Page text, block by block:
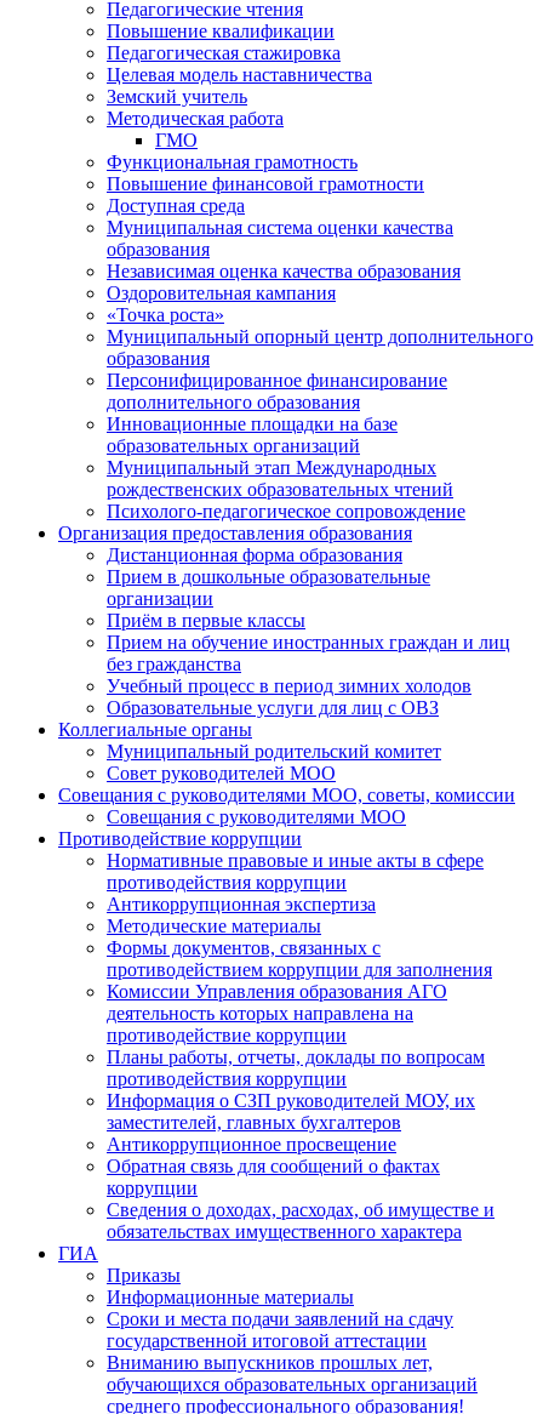
Педагогические чтения
Повышение квалификации
Педагогическая стажировка
Целевая модель наставничества
Земский учитель
Методическая работа
ГМО
Функциональная грамотность
Повышение финансовой грамотности
Доступная среда
Муниципальная система оценки качества
образования
Независимая оценка качества образования
Оздоровительная кампания
«Точка роста»
Муниципальный опорный центр дополнительного
образования
Персонифицированное финансирование
дополнительного образования
Инновационные площадки на базе
образовательных организаций
Муниципальный этап Международных
рождественских образовательных чтений
Психолого-педагогическое сопровождение
Организация предоставления образования
Дистанционная форма образования
Прием в дошкольные образовательные
организации
Приём в первые классы
Прием на обучение иностранных граждан и лиц
без гражданства
Учебный процесс в период зимних холодов
Образовательные услуги для лиц с ОВЗ
Коллегиальные органы
Муниципальный родительский комитет
Совет руководителей МОО
Совещания с руководителями МОО, советы, комиссии
Совещания с руководителями МОО
Противодействие коррупции
Нормативные правовые и иные акты в сфере
противодействия коррупции
Антикоррупционная экспертиза
Методические материалы
Формы документов, связанных с
противодействием коррупции для заполнения
Комиссии Управления образования АГО
деятельность которых направлена на
противодействие коррупции
Планы работы, отчеты, доклады по вопросам
противодействия коррупции
Информация о СЗП руководителей МОУ, их
заместителей, главных бухгалтеров
Антикоррупционное просвещение
Обратная связь для сообщений о фактах
коррупции
Сведения о доходах, расходах, об имуществе и
обязательствах имущественного характера
ГИА
Приказы
Информационные материалы
Сроки и места подачи заявлений на сдачу
государственной итоговой аттестации
Вниманию выпускников прошлых лет,
обучающихся образовательных организаций
среднего профессионального образования!